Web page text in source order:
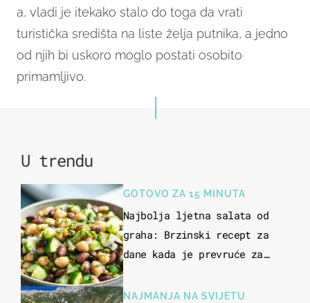
a, vladi je itekako stalo do toga da vrati
turistička središta na liste želja putnika, a jedno
od njih bi uskoro moglo postati osobito
primamljivo.
U trendu
GOTOVO ZA 15 MINUTA
Najbolja ljetna salata od
graha: Brzinski recept za
dane kada je prevruće za
NAJMANJA NA SVIJETU